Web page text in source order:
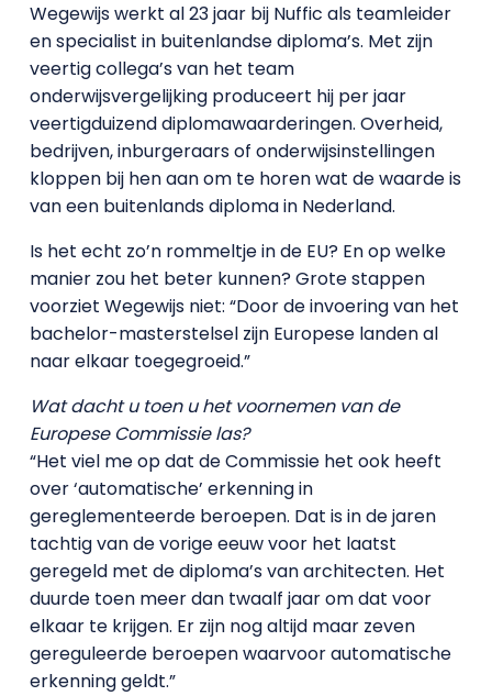
Wegewijs werkt al 23 jaar bij Nuffic als teamleider
en specialist in buitenlandse diploma’s. Met zijn
veertig collega’s van het team
onderwijsvergelijking produceert hij per jaar
veertigduizend diplomawaarderingen. Overheid,
bedrijven, inburgeraars of onderwijsinstellingen
kloppen bij hen aan om te horen wat de waarde is
van een buitenlands diploma in Nederland.
Is het echt zo’n rommeltje in de EU? En op welke
manier zou het beter kunnen? Grote stappen
voorziet Wegewijs niet: “Door de invoering van het
bachelor-masterstelsel zijn Europese landen al
naar elkaar toegegroeid.”
Wat dacht u toen u het voornemen van de
Europese Commissie las?
“Het viel me op dat de Commissie het ook heeft
over ‘automatische’ erkenning in
gereglementeerde beroepen. Dat is in de jaren
tachtig van de vorige eeuw voor het laatst
geregeld met de diploma’s van architecten. Het
duurde toen meer dan twaalf jaar om dat voor
elkaar te krijgen. Er zijn nog altijd maar zeven
gereguleerde beroepen waarvoor automatische
erkenning geldt.”